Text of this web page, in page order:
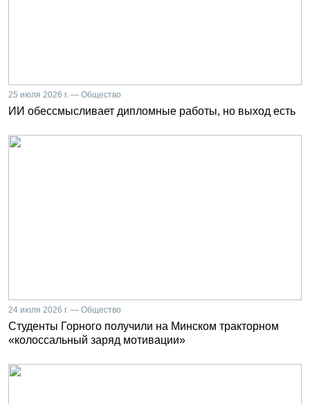
25 июля 2026 г. — Общество
ИИ обессмысливает дипломные работы, но выход есть
24 июля 2026 г. — Общество
Студенты Горного получили на Минском тракторном
«колоссальный заряд мотивации»